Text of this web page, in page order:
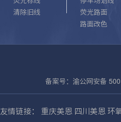
时，也可以提醒行人自觉的遵守
塑造标美，品质诠释感恩，美恩
清除旧线
荧光路面
路面改色
备案号： 渝公网安备
友情链接： 重庆美恩 四川美恩 环